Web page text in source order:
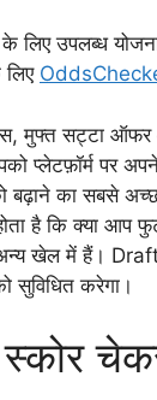
लिए उपलब्ध
मुफ्त सट्टा
प्लेटफ़ॉर्म पर
बढ़ाने का सबसे
है कि क्या आप
अन्य खेल में हैं।
करेगा।